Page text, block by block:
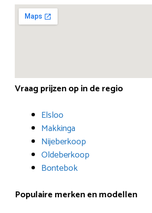
Vraag prijzen op in de regio
Elsloo
Makkinga
Nijeberkoop
Oldeberkoop
Bontebok
Populaire merken en modellen